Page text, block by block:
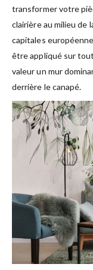
transformer votre
clairière au milieu de
capitales
être appliqué sur
valeur un mur
derrière le canapé.